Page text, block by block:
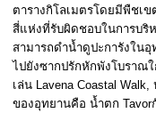
ตารางกิโลเมตรโดยมีพืชเ
สี่แห่งที่รับผิดชอบในการบริ
สามารถดำน้ำดูปะการังใน
ไปยังซากปรักหักพังโบราณ
เล่น Lavena Coastal
ของอุทยานคือ น้ำตก